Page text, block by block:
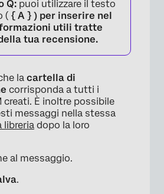
×
Q: puoi utilizzare il testo
( { A } ) per inserire nel
utili tratte
tua recensione.
la cartella di
corrisponda a tutti i
creati. È inoltre possibile
messaggi nella stessa
libreria dopo la loro
al messaggio.
.